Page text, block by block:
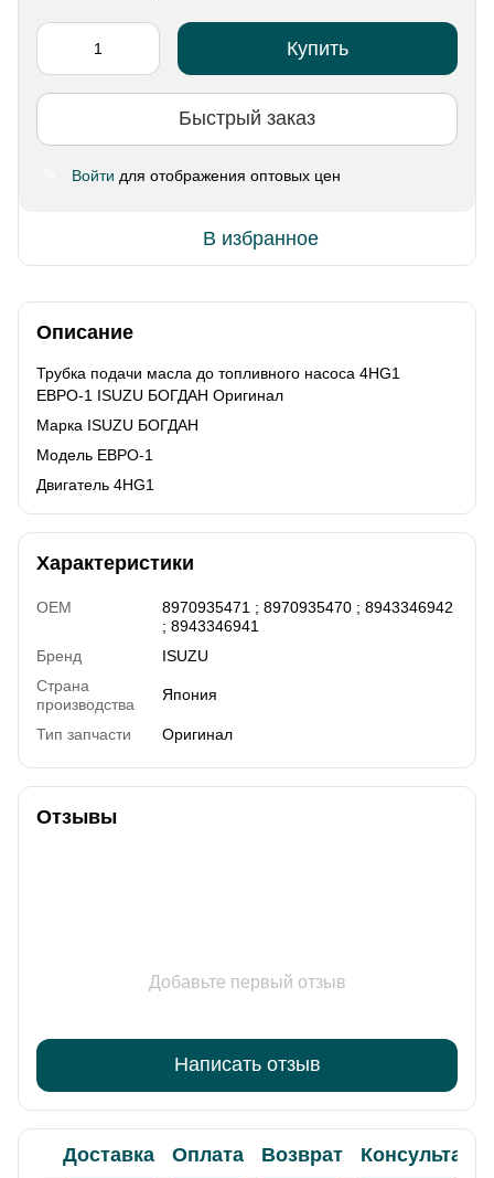
Купить
Быстрый заказ
Войти для отображения оптовых цен
В избранное
Описание
Трубка подачи масла до топливного насоса 4HG1
ЕВРО-1 ISUZU БОГДАН Оригинал
Марка ISUZU БОГДАН
Модель EВРО-1
Двигатель 4HG1
Характеристики
OEM
8970935471 ; 8970935470 ; 8943346942
; 8943346941
Бренд
ISUZU
Страна
производства
Япония
Тип запчасти Оригинал
Отзывы
Добавьте первый отзыв
Написать отзыв
Доставка Оплата Возврат